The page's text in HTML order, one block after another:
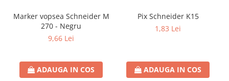
Cartuse originale Develop
Cartuse originale Epson
Cartuse originale HP
Cartuse originale Konica Minolta
Cartuse originale Kyocera
Marker vopsea Schneider M
270 - Negru
9,66 Lei
ADAUGA IN COS
Pix Schneider K15
1,83 Lei
ADAUGA IN COS